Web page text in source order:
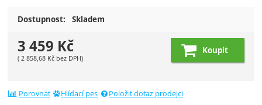
Dostupnost: Skladem
3 459 Kč
( 2 858,68 Kč bez DPH)
Koupit
Porovnat Hlídací pes Položit dotaz prodejci